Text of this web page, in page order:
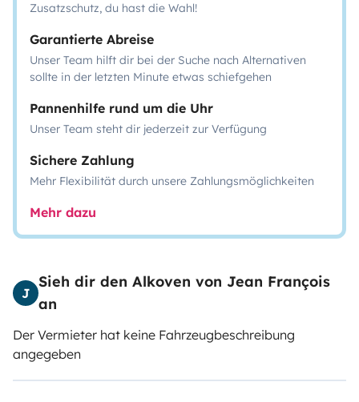
Zusatzschutz, du hast die Wahl!
Garantierte Abreise
Unser Team hilft dir bei der Suche nach Alternativen
sollte in der letzten Minute etwas schiefgehen
Pannenhilfe rund um die Uhr
Unser Team steht dir jederzeit zur Verfügung
Sichere Zahlung
Mehr Flexibilität durch unsere Zahlungsmöglichkeiten
Mehr dazu
J
Sieh dir den Alkoven von Jean François
an
Der Vermieter hat keine Fahrzeugbeschreibung
angegeben